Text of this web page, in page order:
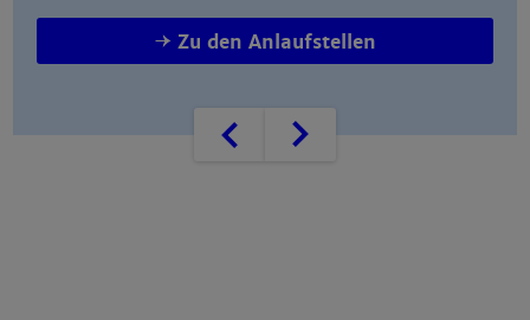
Zurück
Zu den Anlaufstellen
Weiter